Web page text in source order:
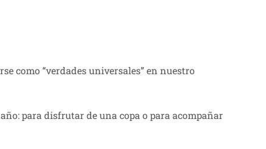
como “verdades universales” en nuestro
para disfrutar de una copa o para acompañar